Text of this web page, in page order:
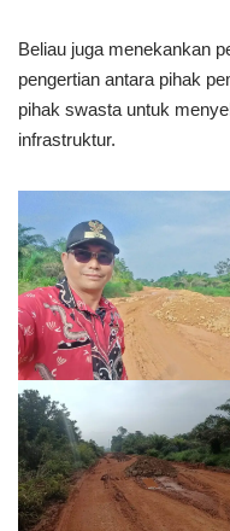
Beliau juga menekankan
pengertian antara pihak
pihak swasta untuk
infrastruktur.